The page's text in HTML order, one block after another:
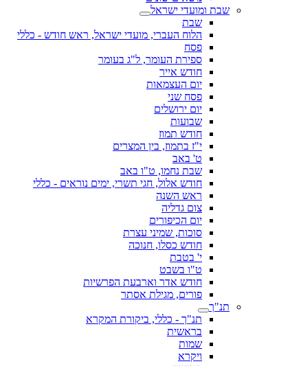
שבת ומועדי ישראל
שבת
הלוח העברי, מועדי ישראל, ראש חודש - כללי
פסח
ספירת העומר, ל"ג בעומר
חודש אייר
יום העצמאות
פסח שני
יום ירושלים
שבועות
חודש תמוז
י"ז בתמוז, בין המצרים
ט' באב
שבת נחמו, ט"ו באב
חודש אלול, חגי תשרי, ימים נוראים - כללי
ראש השנה
צום גדליה
יום הכיפורים
סוכות, שמיני עצרת
חודש כסלו, חנוכה
י' בטבת
ט"ו בשבט
חודש אדר וארבעת הפרשיות
פורים, מגילת אסתר
תנ"ך
תנ"ך - כללי, ביקורת המקרא
בראשית
שמות
ויקרא